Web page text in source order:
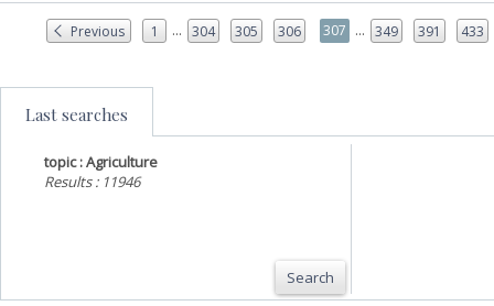
Previous 1 ... 304 305 306 307 ... 349 391 433
Last searches
topic : Agriculture
Results : 11946
Search